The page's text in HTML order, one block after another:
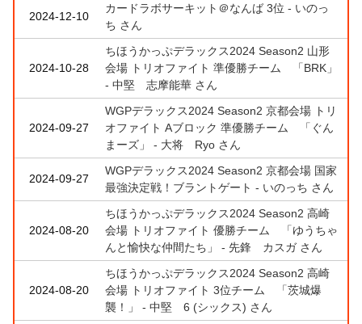
2024-12-10
カードラボサーキット＠なんば 3位 - いのっ
ち さん
2024-10-28
ちほうかっぷデラックス2024 Season2 山形
会場 トリオファイト 準優勝チーム 「BRK」
- 中堅 志摩能華 さん
2024-09-27
WGPデラックス2024 Season2 京都会場 トリ
オファイト Aブロック 準優勝チーム 「ぐん
まーズ」 - 大将 Ryo さん
2024-09-27
WGPデラックス2024 Season2 京都会場 国家
最強決定戦！ブラントゲート - いのっち さん
2024-08-20
ちほうかっぷデラックス2024 Season2 高崎
会場 トリオファイト 優勝チーム 「ゆうちゃ
んと愉快な仲間たち」 - 先鋒 カスガ さん
2024-08-20
ちほうかっぷデラックス2024 Season2 高崎
会場 トリオファイト 3位チーム 「茨城爆
襲！」 - 中堅 6 (シックス) さん